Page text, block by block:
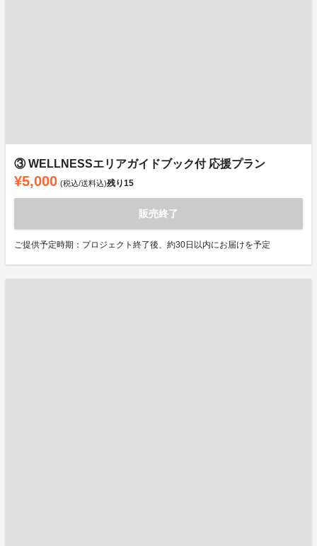
③ WELLNESSエリアガイドブック付 応援プラン
¥5,000 (税込/送料込)残り15
販売終了
ご提供予定時期：プロジェクト終了後、約30日以内にお届けを予定